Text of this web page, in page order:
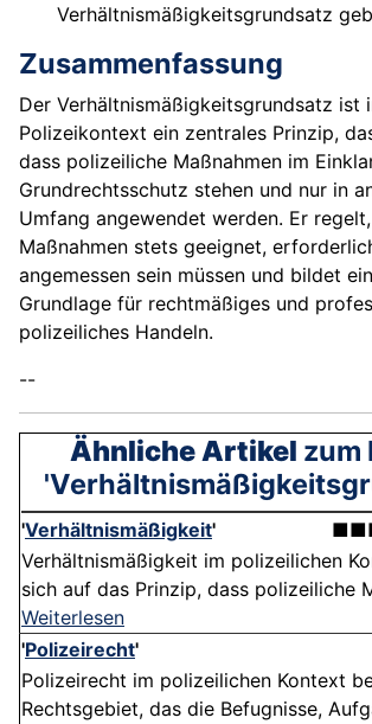
Verhältnismäßigkeitsgrundsatz
Zusammenfassung
Der Verhältnismäßigkeitsgrundsatz ist
Polizeikontext ein zentrales Prinzip,
dass polizeiliche Maßnahmen im
Grundrechtsschutz stehen und nur in
Umfang angewendet werden. Er
Maßnahmen stets geeignet,
angemessen sein müssen und bildet
Grundlage für rechtmäßiges und
polizeiliches Handeln.
--
Ähnliche Artikel zum
'Verhältnismäßigkeit'
Verhältnismäßigkeit im polizeilichen
sich auf das Prinzip, dass polizeiliche
Weiterlesen
'Polizeirecht'
Polizeirecht im polizeilichen Kontext
Rechtsgebiet, das die Befugnisse,